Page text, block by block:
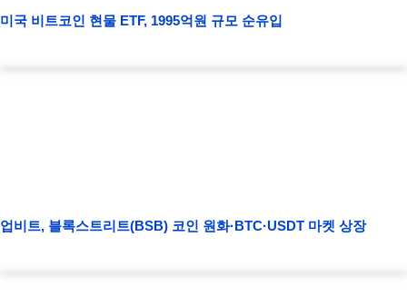
미국 비트코인 현물 ETF, 1995억원 규모 순유입
업비트, 블록스트리트(BSB) 코인 원화·BTC·USDT 마켓 상장